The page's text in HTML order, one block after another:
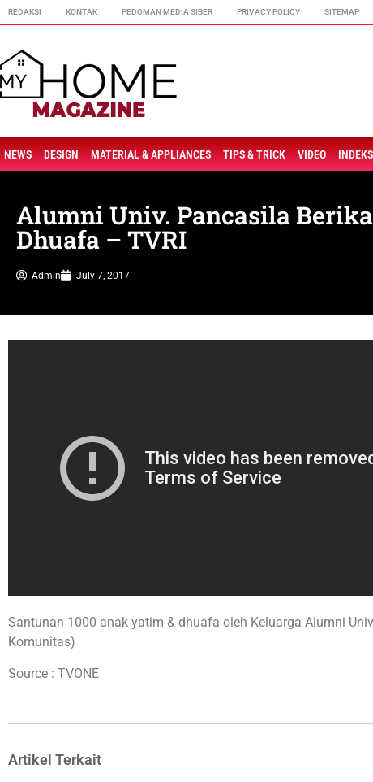
REDAKSI KONTAK PEDOMAN MEDIA SIBER PRIVACY POLICY SITEMAP
NEWS DESIGN MATERIAL & APPLIANCES TIPS & TRICK VIDEO
Alumni Univ. Pancasila
Dhuafa – TVRI
Admin July 7, 2017
Santunan 1000 anak yatim & dhuafa oleh Keluarga Alumni
Komunitas)
Source : TVONE
Artikel Terkait